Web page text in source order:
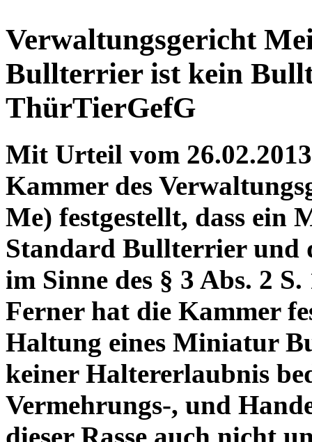
Verwaltungsgericht
Bullterrier ist kein
ThürTierGefG
Mit Urteil vom
Kammer des
Me) festgestellt, dass
Standard Bullterrier und
im Sinne des § 3 Abs. 2
Ferner hat die Kammer
Haltung eines Miniatur
keiner Haltererlaubnis
Vermehrungs-, und
dieser Rasse auch nicht